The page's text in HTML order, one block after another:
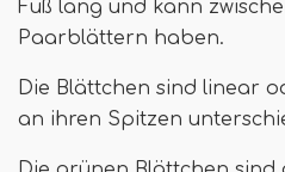
Fuß lang und kann
Paarblättern haben.
Die Blättchen sind linear
an ihren Spitzen